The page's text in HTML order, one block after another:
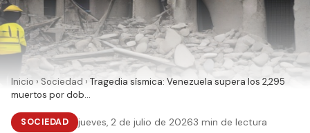
Inicio › Sociedad › Tragedia sísmica: Venezuela supera los 2,295
muertos por dob...
SOCIEDAD jueves, 2 de julio de 20263 min de lectura